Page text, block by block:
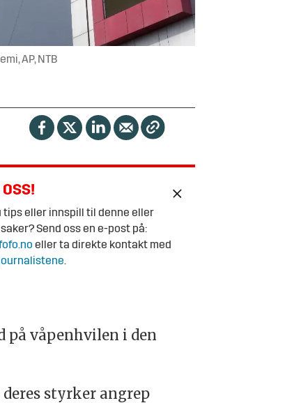
AP, NTB
tips eller innspill til denne eller
Send oss en e-post på:
eller ta direkte kontakt med
.
på våpenhvilen i den
styrker angrep